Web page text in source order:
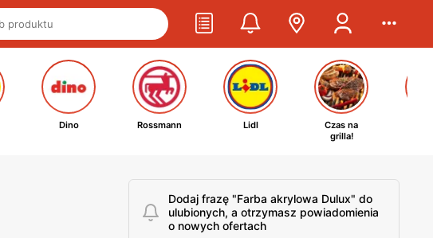
Dino Rossmann Lidl
Czas na
grilla!
Dodaj frazę "Farba akrylowa Dulux" do
ulubionych, a otrzymasz powiadomienia
o nowych ofertach